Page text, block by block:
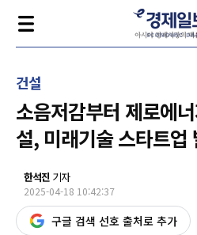
건설
소음저감부터 제로에
설, 미래기술 스타트업
한석진 기자
2025-04-18 10:42:37
구글 검색 선호 출처로 추가